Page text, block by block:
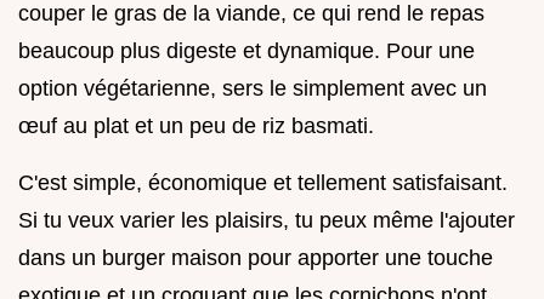
couper le gras de la viande, ce qui rend le repas
beaucoup plus digeste et dynamique. Pour une
option végétarienne, sers le simplement avec un
œuf au plat et un peu de riz basmati.
C'est simple, économique et tellement satisfaisant.
Si tu veux varier les plaisirs, tu peux même l'ajouter
dans un burger maison pour apporter une touche